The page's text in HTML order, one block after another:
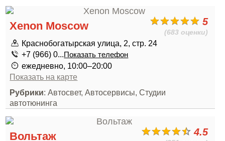
5
(683 оценки)
Xenon Moscow
Краснобогатырская улица, 2, стр. 24
+7 (966) 0...Показать телефон
ежедневно, 10:00–20:00
Показать на карте
Рубрики: Автосвет, Автосервисы, Студии
автотюнинга
4.5
Вольтаж